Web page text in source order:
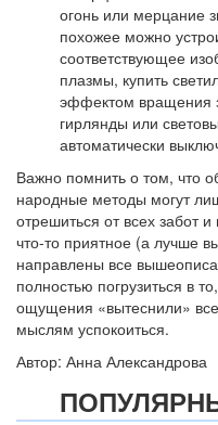
огонь или мерцание
похожее можно
соответствующее
плазмы, купить
эффектом вращения
гирлянды или
автоматически
Важно помнить о том, что
народные методы могут
отрешиться от всех забот
что-то приятное (а лучше
направлены все
полностью погрузиться в
ощущения «вытеснили»
мыслям успокоиться.
Автор: Анна Александрова